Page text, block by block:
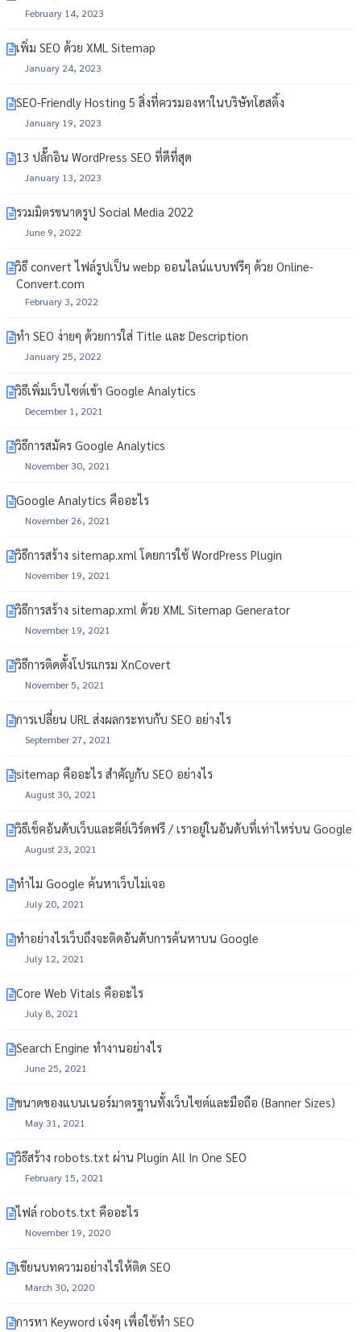
February 14, 2023
เพิ่ม SEO ด้วย XML Sitemap
January 24, 2023
SEO-Friendly Hosting 5 สิ่งที่ควรมองหาในบริษัทโฮสติ้ง
January 19, 2023
13 ปลั๊กอิน WordPress SEO ที่ดีที่สุด
January 13, 2023
รวมมิตรขนาดรูป Social Media 2022
June 9, 2022
วิธี convert ไฟล์รูปเป็น webp ออนไลน์แบบฟรีๆ ด้วย Online-
Convert.com
February 3, 2022
ทำ SEO ง่ายๆ ด้วยการใส่ Title และ Description
January 25, 2022
วิธีเพิ่มเว็บไซต์เข้า Google Analytics
December 1, 2021
วิธีการสมัคร Google Analytics
November 30, 2021
Google Analytics คืออะไร
November 26, 2021
วิธีการสร้าง sitemap.xml โดยการใช้ WordPress Plugin
November 19, 2021
วิธีการสร้าง sitemap.xml ด้วย XML Sitemap Generator
November 19, 2021
วิธีการติดตั้งโปรแกรม XnCovert
November 5, 2021
การเปลี่ยน URL ส่งผลกระทบกับ SEO อย่างไร
September 27, 2021
sitemap คืออะไร สำคัญกับ SEO อย่างไร
August 30, 2021
วิธีเช็คอันดับเว็บและคีย์เวิร์ดฟรี / เราอยู่ในอันดับที่เท่าไหร่บน Google
August 23, 2021
ทำไม Google ค้นหาเว็บไม่เจอ
July 20, 2021
ทำอย่างไรเว็บถึงจะติดอันดับการค้นหาบน Google
July 12, 2021
Core Web Vitals คืออะไร
July 8, 2021
Search Engine ทำงานอย่างไร
June 25, 2021
ขนาดของแบนเนอร์มาตรฐานทั้งเว็บไซต์และมือถือ (Banner Sizes)
May 31, 2021
วิธีสร้าง robots.txt ผ่าน Plugin All In One SEO
February 15, 2021
ไฟล์ robots.txt คืออะไร
November 19, 2020
เขียนบทความอย่างไรให้ติด SEO
March 30, 2020
การหา Keyword เจ๋งๆ เพื่อใช้ทำ SEO